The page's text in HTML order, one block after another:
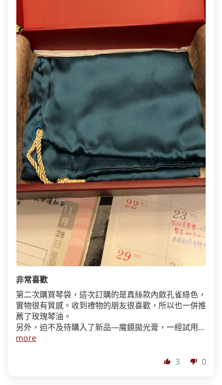
非常喜歡
第二次購買琴袋，這次訂購的是真絲款內斂孔雀綠色，
實物很有質感。收到禮物的朋友很喜歡，所以也一併推
薦了玫瑰琴油。
另外，迫不及待購入了新品—魔鏡拋光膏，一經試用...
more
3 0